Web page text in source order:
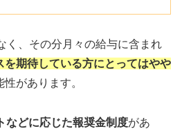
く、その分月々の給与に含まれ
を期待している方にとってはやや
性があります。
などに応じた報奨金制度があ